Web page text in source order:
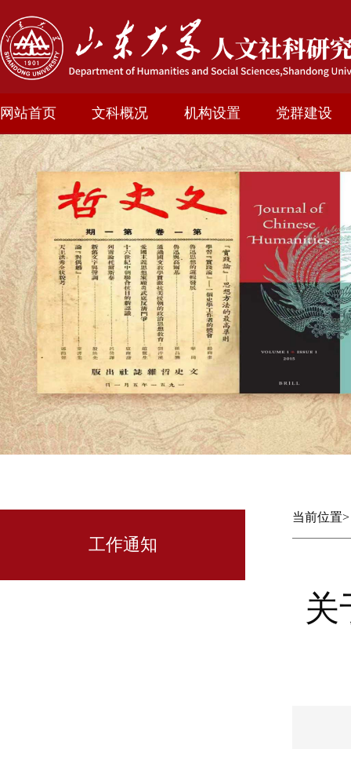
网站首页 文科概况 机构设置 党群建设
工作通知
当前位置
关